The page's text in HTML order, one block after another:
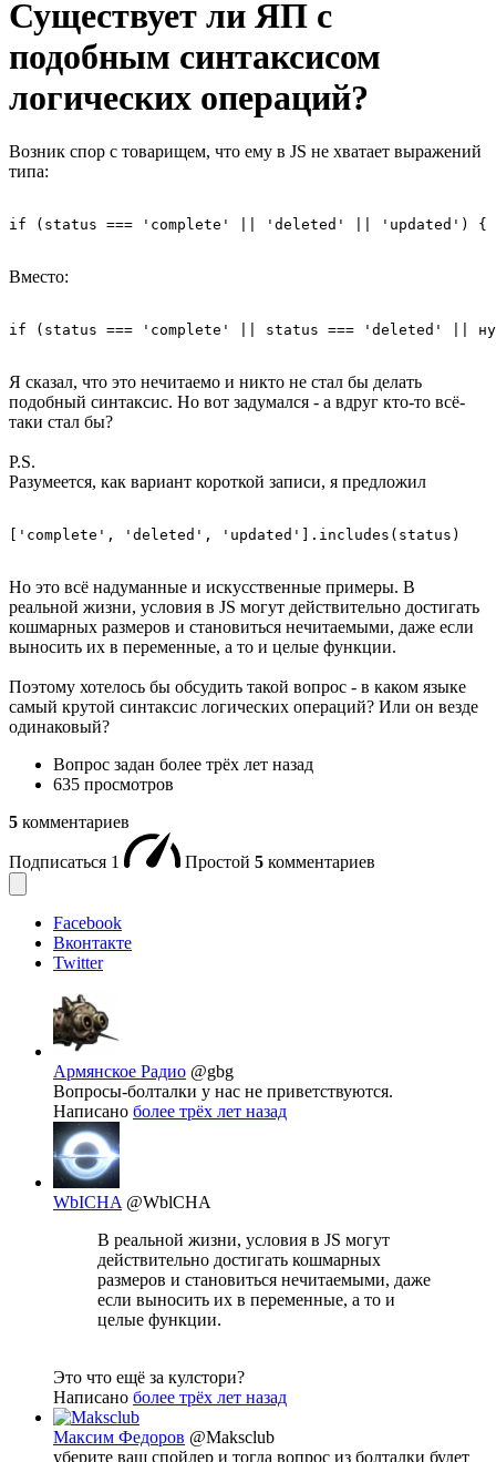
Существует ли ЯП с
подобным синтаксисом
логических операций?
Возник спор с товарищем, что ему в JS не хватает выражений
типа:
if (status === 'complete' || 'deleted' || 'updated')
Вместо:
if (status === 'complete' || status === 'deleted' ||
Я сказал, что это нечитаемо и никто не стал бы делать
подобный синтаксис. Но вот задумался - а вдруг кто-то всё-
таки стал бы?
P.S.
Разумеется, как вариант короткой записи, я предложил
['complete', 'deleted', 'updated'].includes(status)
Но это всё надуманные и искусственные примеры. В
реальной жизни, условия в JS могут действительно достигать
кошмарных размеров и становиться нечитаемыми, даже если
выносить их в переменные, а то и целые функции.
Поэтому хотелось бы обсудить такой вопрос - в каком языке
самый крутой синтаксис логических операций? Или он везде
одинаковый?
Вопрос задан более трёх лет назад
635 просмотров
5 комментариев
Подписаться 1 Простой 5 комментариев
Facebook
Вконтакте
Twitter
Армянское Радио @gbg
Вопросы-болталки у нас не приветствуются.
Написано более трёх лет назад
WbICHA @WblCHA
В реальной жизни, условия в JS могут
действительно достигать кошмарных
размеров и становиться нечитаемыми, даже
если выносить их в переменные, а то и
целые функции.
Это что ещё за кулстори?
Написано более трёх лет назад
Максим Федоров @Maksclub
уберите ваш спойлер и тогда вопрос из болталки будет